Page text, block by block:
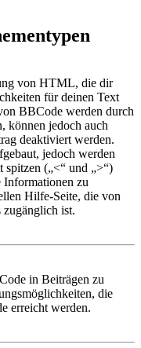
von HTML, die dir
für deinen Text
BBCode werden durch
können jedoch auch
deaktiviert werden.
jedoch werden
spitzen („<“ und „>“)
Informationen zu
Hilfe-Seite, die von
zugänglich ist.
in Beiträgen zu
die
erreicht werden.